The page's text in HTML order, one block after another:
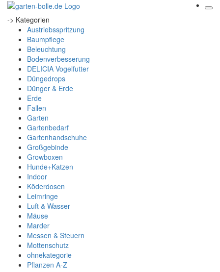
-> Kategorien
Austriebsspritzung
Baumpflege
Beleuchtung
Bodenverbesserung
DELICIA Vogelfutter
Düngedrops
Dünger & Erde
Erde
Fallen
Garten
Gartenbedarf
Gartenhandschuhe
Großgebinde
Growboxen
Hunde+Katzen
Indoor
Köderdosen
Leimringe
Luft & Wasser
Mäuse
Marder
Messen & Steuern
Mottenschutz
ohnekategorie
Pflanzen A-Z